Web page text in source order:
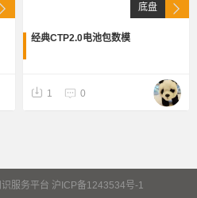
底盘
经典CTP2.0电池包数模
1 0
服务平台 沪ICP备1243534号-1